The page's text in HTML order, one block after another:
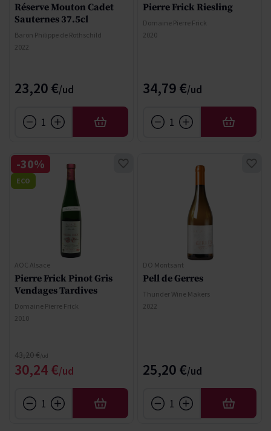
Réserve Mouton Cadet
Sauternes 37.5cl
Baron Philippe de Rothschild
2022
23,20 €
AFEGIR
Pierre Frick Riesling
Domaine Pierre Frick
2020
34,79 €
AFEGIR
AOC Alsace
Pierre Frick Pinot Gris
Vendages Tardives
Domaine Pierre Frick
2010
Special Price
30,24 €
Regular Price
43,20 €
-30%
ECO
AFEGIR
DO Montsant
Pell de Gerres
Thunder Wine Makers
2022
25,20 €
AFEGIR